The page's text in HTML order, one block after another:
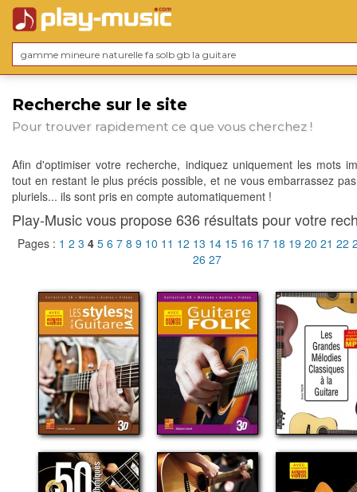
Recherche sur le site
Pour trouver rapidement ce que vous cherchez !
Afin d'optimiser votre recherche, indiquez uniquement les mots
tout en restant le plus précis possible, et ne vous embarrassez
pluriels... ils sont pris en compte automatiquement !
Play-Music vous propose 636 résultats pour votre
Pages : 1 2 3 4 5 6 7 8 9 10 11 12 13 14 15 16 17 18 19 20 21 22
26 27